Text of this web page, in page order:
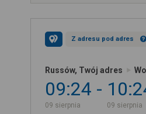
Z adresu pod adres
Russów, Twój adres
09:24
09 sierpnia 09 sierpnia